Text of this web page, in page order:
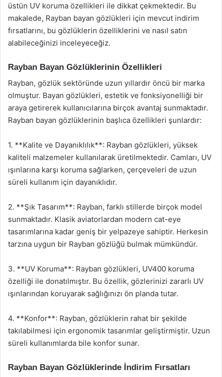
üstün UV koruma özellikleri ile dikkat çekmektedir. Bu
makalede, Rayban bayan gözlükleri için mevcut indirim
fırsatlarını, bu gözlüklerin özelliklerini ve nasıl satın
alabileceğinizi inceleyeceğiz.
Rayban Bayan Gözlüklerinin Özellikleri
Rayban, gözlük sektöründe uzun yıllardır öncü bir marka
olmuştur. Bayan gözlükleri, estetik ve fonksiyonelliği bir
araya getirerek kullanıcılarına birçok avantaj sunmaktadır.
Rayban bayan gözlüklerinin başlıca özellikleri şunlardır:
1. **Kalite ve Dayanıklılık**: Rayban gözlükleri, yüksek
kaliteli malzemeler kullanılarak üretilmektedir. Camları, UV
ışınlarına karşı koruma sağlarken, çerçeveleri de uzun
süreli kullanım için dayanıklıdır.
2. **Şık Tasarım**: Rayban, farklı stillerde birçok model
sunmaktadır. Klasik aviatorlardan modern cat-eye
tasarımlarına kadar geniş bir yelpazeye sahiptir. Herkesin
tarzına uygun bir Rayban gözlüğü bulmak mümkündür.
3. **UV Koruma**: Rayban gözlükleri, UV400 koruma
özelliği ile donatılmıştır. Bu özellik, gözlerinizi zararlı UV
ışınlarından koruyarak sağlığınızı ön planda tutar.
4. **Konfor**: Rayban, gözlüklerin rahat bir şekilde
takılabilmesi için ergonomik tasarımlar geliştirmiştir. Uzun
süreli kullanımlarda bile konfor sunar.
Rayban Bayan Gözlüklerinde İndirim Fırsatları